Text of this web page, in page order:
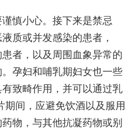
慎小心。接下来是禁忌
质或并发感染的患者，
者，以及周围血象异常的
孕妇和哺乳期妇女也一些
致畸作用，并可以通过乳
间，应避免饮酒以及服用
物，与其他抗凝药物或别